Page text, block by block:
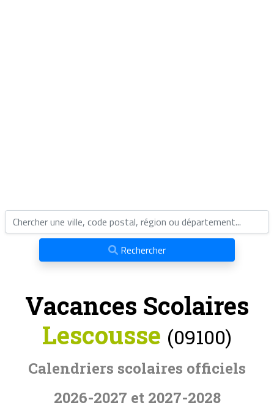
Rechercher
Vacances Scolaires
Lescousse (09100)
Calendriers scolaires officiels
2026-2027 et 2027-2028